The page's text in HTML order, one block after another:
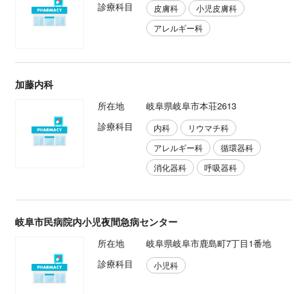
診療科目
皮膚科
小児皮膚科
アレルギー科
加藤内科
所在地
岐阜県岐阜市本荘2613
診療科目
内科
リウマチ科
アレルギー科
循環器科
消化器科
呼吸器科
岐阜市民病院内小児夜間急病センター
所在地
岐阜県岐阜市鹿島町7丁目1番地
診療科目
小児科